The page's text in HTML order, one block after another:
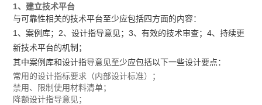
1、建立技术平台
与可靠性相关的技术平台至少应包括四方面的内容：
1、案例库；2、设计指导意见；3、有效的技术审查；4、持续更
新技术平台的机制；
其中案例库和设计指导意见至少应包括以下一些设计要点：
常用的设计指标要求（内部设计标准）；
禁用、限制使用材料清单；
降额设计指导意见；